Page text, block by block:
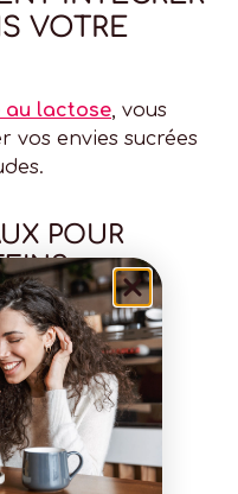
VOTRE
au lactose, vous
vos envies sucrées
POUR